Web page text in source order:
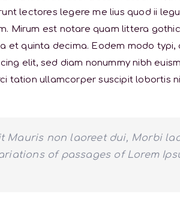
lectores legere me lius quod ii
Mirum est notare quam littera
quinta decima. Eodem modo typi,
elit, sed diam nonummy nibh
tation ullamcorper suscipit lobortis
non laoreet dui, Morbi
of passages of Lorem